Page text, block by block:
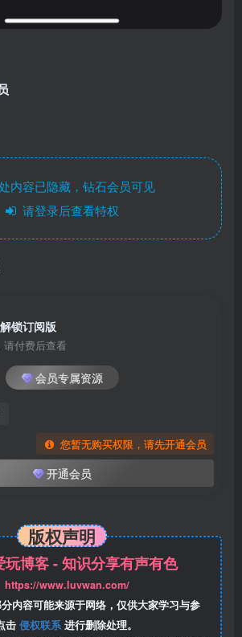
内容已隐藏，钻石会员可见
请登录后查看特权
锁订阅版
请付费后查看
会员专属资源
您暂无购买权限，请先开通会员
开通会员
版权声明
玩博客 - 知识分享有声有色
https://www.luvwan.com/
内容可能来源于网络，仅供大家学习与参
击 侵权联系 进行删除处理。